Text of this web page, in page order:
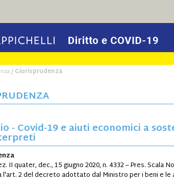
/Giurisprudenza
- Covid-19 e aiuti economici a
II quater, dec., 15 giugno 2020, n. 4332 – Pres.
l'art. 2 del decreto adottato dal Ministro per i beni e